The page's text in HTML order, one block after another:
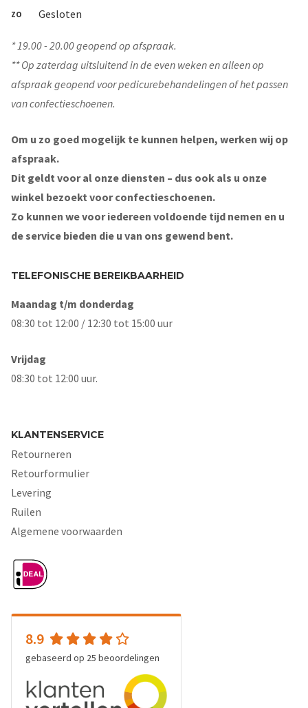
ZO Gesloten
* 19.00 - 20.00 geopend op afspraak.
** Op zaterdag uitsluitend in de even weken en alleen op
afspraak geopend voor pedicurebehandelingen of het passen
van confectieschoenen.
Om u zo goed mogelijk te kunnen helpen, werken wij op
afspraak.
Dit geldt voor al onze diensten – dus ook als u onze
winkel bezoekt voor confectieschoenen.
Zo kunnen we voor iedereen voldoende tijd nemen en u
de service bieden die u van ons gewend bent.
TELEFONISCHE BEREIKBAARHEID
Maandag t/m donderdag
08:30 tot 12:00 / 12:30 tot 15:00 uur
Vrijdag
08:30 tot 12:00 uur.
KLANTENSERVICE
Retourneren
Retourformulier
Levering
Ruilen
Algemene voorwaarden
8.9
gebaseerd op 25 beoordelingen